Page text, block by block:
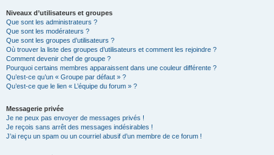
Niveaux d’utilisateurs et groupes
Que sont les administrateurs ?
Que sont les modérateurs ?
Que sont les groupes d’utilisateurs ?
Où trouver la liste des groupes d’utilisateurs et comment les rejoindre ?
Comment devenir chef de groupe ?
Pourquoi certains membres apparaissent dans une couleur différente ?
Qu’est-ce qu’un « Groupe par défaut » ?
Qu’est-ce que le lien « L’équipe du forum » ?
Messagerie privée
Je ne peux pas envoyer de messages privés !
Je reçois sans arrêt des messages indésirables !
J’ai reçu un spam ou un courriel abusif d’un membre de ce forum !